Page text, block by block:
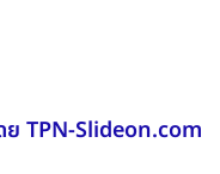
ย TPN-Slideon.com